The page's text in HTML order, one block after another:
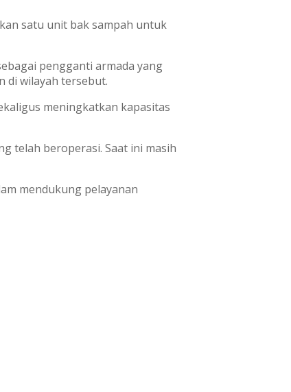
satu unit bak sampah untuk
pengganti armada yang
di wilayah tersebut.
meningkatkan kapasitas
telah beroperasi. Saat ini masih
mendukung pelayanan